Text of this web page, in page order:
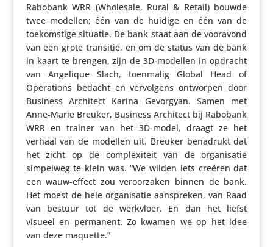
Rabobank WRR (Wholesale, Rural & Retail) bouwde
twee modellen; één van de huidige en één van de
toekom­stige situatie. De bank staat aan de vooravond
van een grote transitie, en om de status van de bank
in kaart te brengen, zijn de 3D-modellen in opdracht
van Angelique Slach, toenmalig Global Head of
Opera­tions bedacht en vervol­gens ontworpen door
Business Architect Karina Gevorgyan. Samen met
Anne-Marie Breuker, Business Architect bij Rabobank
WRR en trainer van het 3D-model, draagt ze het
verhaal van de modellen uit. Breuker benadrukt dat
het zicht op de complexi­teit van de orga­ni­satie
simpelweg te klein was. “We wilden iets creëren dat
een wauw-effect zou veroor­zaken binnen de bank.
Het moest de hele orga­ni­satie aanspreken, van Raad
van bestuur tot de werkvloer. En dan het liefst
visueel en permanent. Zo kwamen we op het idee
van deze maquette.”